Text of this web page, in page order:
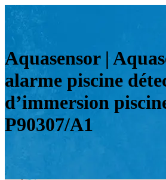
Aquasensor |
alarme piscine
d’immersion
P90307/A1